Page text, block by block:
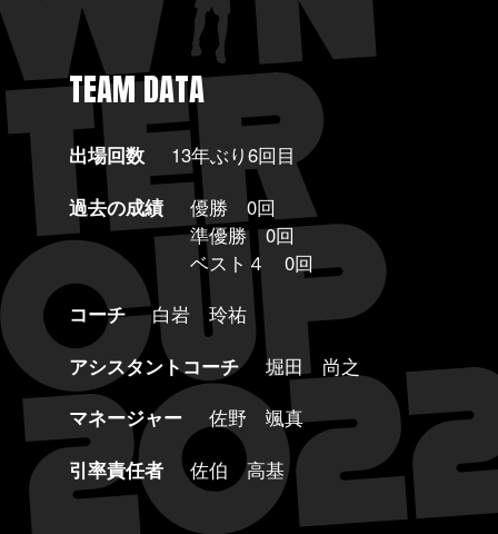
TEAM DATA
出場回数
13年ぶり6回目
過去の成績
優勝 0回
準優勝 0回
ベスト４ 0回
コーチ
白岩 玲祐
アシスタントコーチ
堀田 尚之
マネージャー
佐野 颯真
引率責任者
佐伯 高基